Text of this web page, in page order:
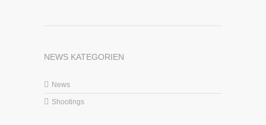
NEWS KATEGORIEN
News
Shootings